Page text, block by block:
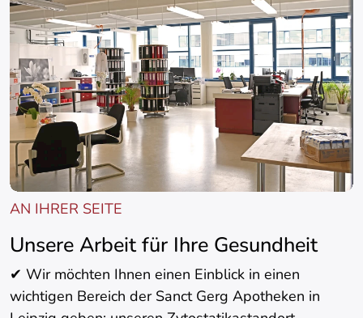
AN IHRER SEITE
Unsere Arbeit für Ihre Gesundheit
✔ Wir möchten Ihnen einen Einblick in einen
wichtigen Bereich der Sanct Gerg Apotheken in